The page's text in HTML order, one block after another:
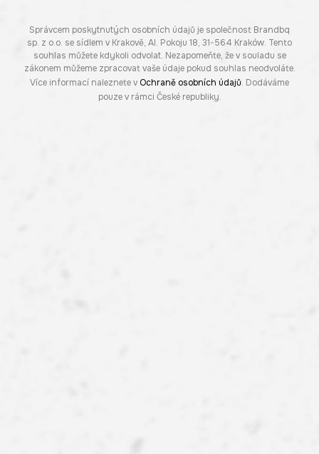
Správcem poskytnutých osobních údajů je společnost Brandbq
sp. z o.o. se sídlem v Krakově, Al. Pokoju 18, 31-564 Kraków. Tento
souhlas můžete kdykoli odvolat. Nezapomeňte, že v souladu se
zákonem můžeme zpracovat vaše údaje pokud souhlas neodvoláte.
Více informací naleznete v Ochraně osobních údajů. Dodáváme
pouze v rámci České republiky.